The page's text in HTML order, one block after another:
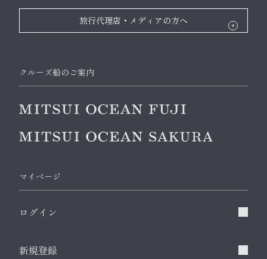
旅行代理店・メディアの方へ
クルーズ船のご案内
マイページ
ログイン
新規登録